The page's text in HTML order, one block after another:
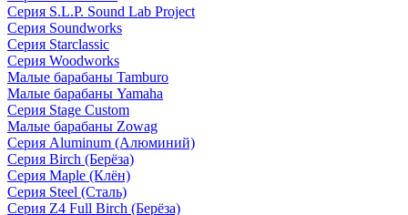
Серия S.L.P. Sound Lab Project
Серия Soundworks
Серия Starclassic
Серия Woodworks
Малые барабаны Tamburo
Малые барабаны Yamaha
Серия Stage Custom
Малые барабаны Zowag
Серия Aluminum (Алюминий)
Серия Birch (Берёза)
Серия Maple (Клён)
Серия Steel (Сталь)
Серия Z4 Full Birch (Берёза)